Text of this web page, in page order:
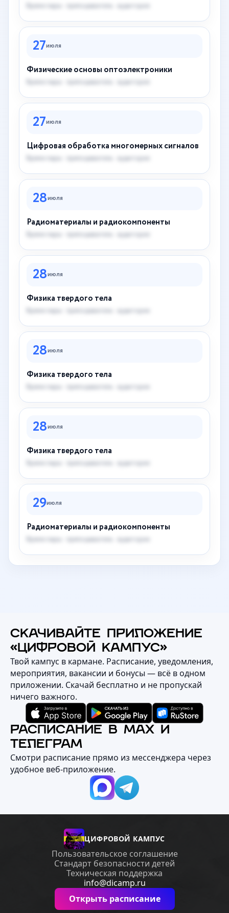
Время пары · преподаватель · аудитория
27июля
Физические основы оптоэлектроники
Время пары · преподаватель · аудитория
27июля
Цифровая обработка многомерных сигналов
Время пары · преподаватель · аудитория
28июля
Радиоматериалы и радиокомпоненты
Время пары · преподаватель · аудитория
28июля
Физика твердого тела
Время пары · преподаватель · аудитория
28июля
Физика твердого тела
Время пары · преподаватель · аудитория
28июля
Физика твердого тела
Время пары · преподаватель · аудитория
29июля
Радиоматериалы и радиокомпоненты
Время пары · преподаватель · аудитория
СКАЧИВАЙТЕ ПРИЛОЖЕНИЕ
«ЦИФРОВОЙ КАМПУС»
Твой кампус в кармане. Расписание, уведомления,
мероприятия, вакансии и бонусы — всё в одном
приложении. Скачай бесплатно и не пропускай
ничего важного.
РАСПИСАНИЕ В MAX И
ТЕЛЕГРАМ
Смотри расписание прямо из мессенджера через
удобное веб‑приложение.
ЦИФРОВОЙ КАМПУС
Пользовательское соглашение
Стандарт безопасности детей
Техническая поддержка
info@dicamp.ru
Открыть расписание